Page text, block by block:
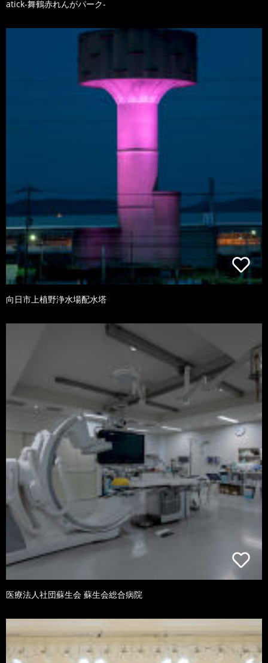
atick-舞鶴赤れんがパーク-
向日市上植野浄水場配水塔
医療法人社団蘇生会 蘇生会総合病院